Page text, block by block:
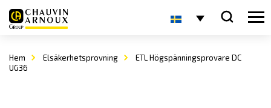
Hem Elsäkerhetsprovning
ETL Högspänningsprovare DC
UG36